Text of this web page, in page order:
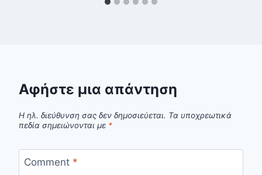
Αφήστε μια απάντηση
Η ηλ. διεύθυνση σας δεν δημοσιεύεται. Τα υποχρεωτικά
πεδία σημειώνονται με *
Comment *